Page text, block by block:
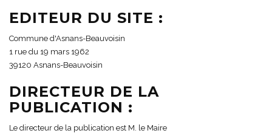
EDITEUR DU SITE :
Commune d'Asnans-Beauvoisin
1 rue du 19 mars 1962
39120 Asnans-Beauvoisin
DIRECTEUR DE LA
PUBLICATION :
Le directeur de la publication est M. le Maire